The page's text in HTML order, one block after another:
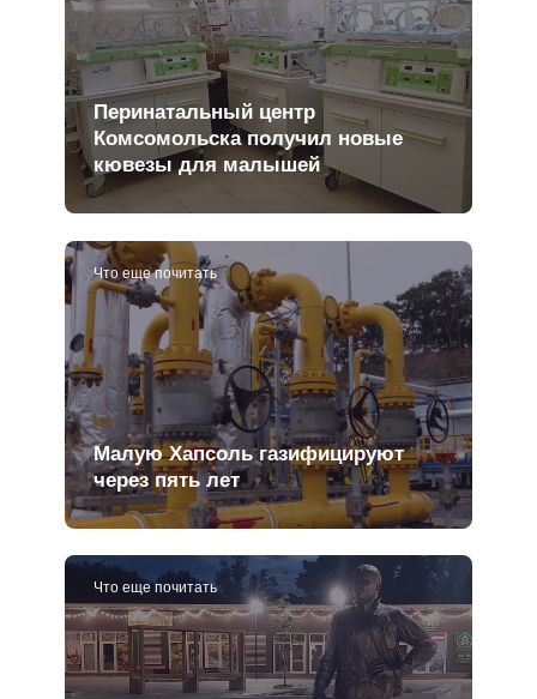
Перинатальный центр
Комсомольска получил новые
кювезы для малышей
Что еще почитать
Малую Хапсоль газифицируют
через пять лет
Что еще почитать